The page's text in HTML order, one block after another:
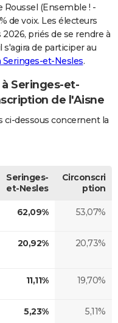
Roussel (Ensemble ! -
de voix. Les électeurs
priés de se rendre à
s'agira de participer au
et-Nesles.
Seringes-et-
de l'Aisne
ci-dessous concernent la
Seringes-
et-Nesles
Circonscri
ption
62,09% 53,07%
20,92% 20,73%
11,11% 19,70%
5,23% 5,11%